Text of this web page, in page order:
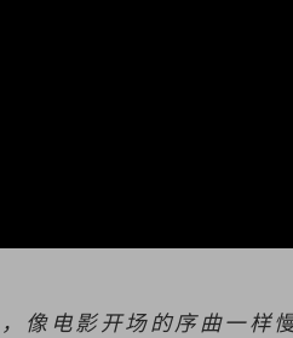
像电影开场的序曲一样